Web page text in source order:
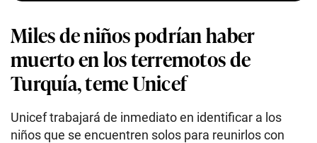
Miles de niños podrían haber
muerto en los terremotos de
Turquía, teme Unicef
Unicef trabajará de inmediato en identificar a los
niños que se encuentren solos para reunirlos con